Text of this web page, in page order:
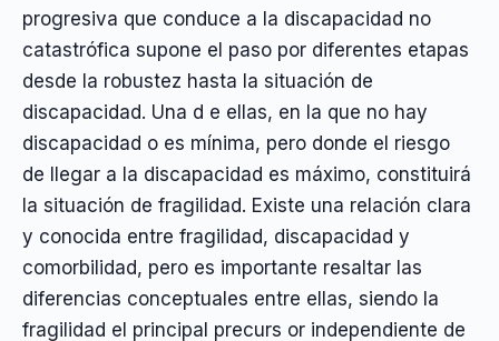
progresiva que conduce a la discapacidad no
catastrófica supone el paso por diferentes etapas
desde la robustez hasta la situación de
discapacidad. Una d e ellas, en la que no hay
discapacidad o es mínima, pero donde el riesgo
de llegar a la discapacidad es máximo, constituirá
la situación de fragilidad. Existe una relación clara
y conocida entre fragilidad, discapacidad y
comorbilidad, pero es importante resaltar las
diferencias conceptuales entre ellas, siendo la
fragilidad el principal precurs or independiente de